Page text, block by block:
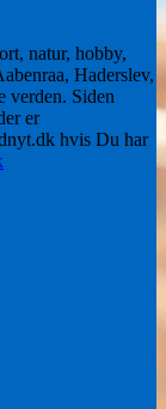
natur, hobby,
Haderslev,
verden. Siden
er
hvis Du har